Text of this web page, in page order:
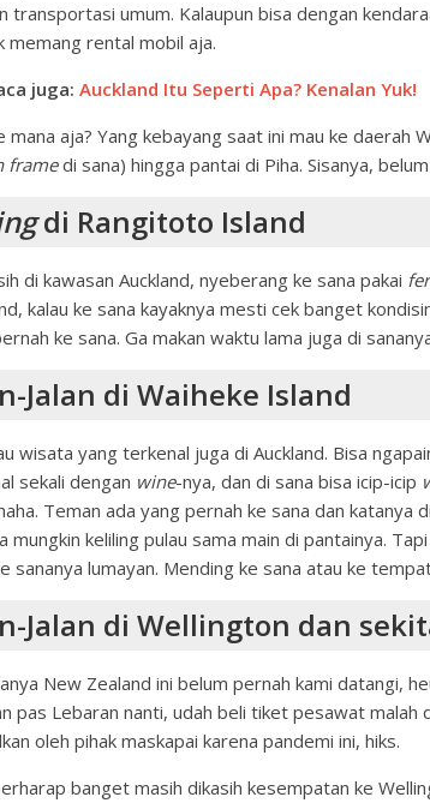
transportasi umum. Kalaupun bisa dengan
memang rental mobil aja.
juga: Auckland Itu Seperti Apa? Kenalan Yuk!
mana aja? Yang kebayang saat ini mau ke daerah
framedi sana) hingga pantai di Piha. Sisanya, belum
di Rangitoto Island
di kawasan Auckland, nyeberang ke sana pakai
kalau ke sana kayaknya mesti cek banget
ke sana. Ga makan waktu lama juga di
Jalan di Waiheke Island
wisata yang terkenal juga di Auckland. Bisa
sekali dengan wine-nya, dan di sana bisa icip-icip
Teman ada yang pernah ke sana dan katanya
mungkin keliling pulau sama main di pantainya.
sananya lumayan. Mending ke sana atau ke
Jalan di Wellington dan
New Zealand ini belum pernah kami datangi,
pas Lebaran nanti, udah beli tiket pesawat malah
oleh pihak maskapai karena pandemi ini, hiks.
banget masih dikasih kesempatan ke